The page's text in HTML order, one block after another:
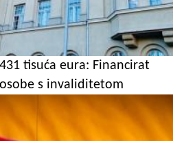
tisuća eura: Financirat
s invaliditetom